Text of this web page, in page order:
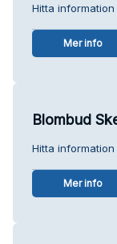
Hitta
Mer info
Blombud
Hitta
Mer info